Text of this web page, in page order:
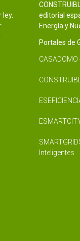
editorial
Energía y
Portales de
Inteligentes